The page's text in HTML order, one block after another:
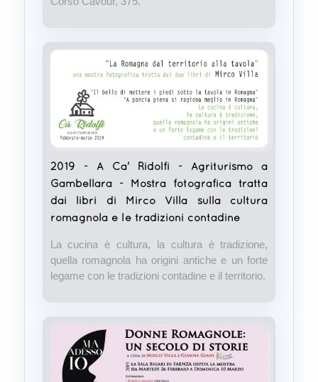
2019 - A Ca' Ridolfi - Agriturismo a
Gambellara - Mostra fotografica tratta
dai libri di Mirco Villa sulla cultura
romagnola e le tradizioni contadine
La cucina è cultura, la cultura è tradizione,
quella romagnola ha origini antiche e un forte
legame con le tradizioni contadine e il territorio.